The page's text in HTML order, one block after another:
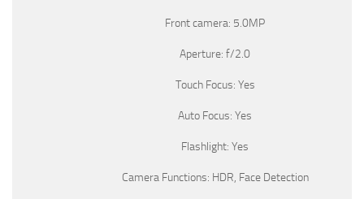
Front camera: 5.0MP
Aperture: f/2.0
Touch Focus: Yes
Auto Focus: Yes
Flashlight: Yes
Camera Functions: HDR, Face Detection